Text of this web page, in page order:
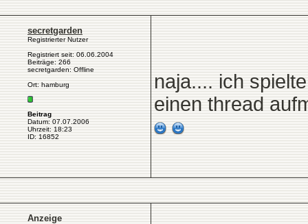
secretgarden
Registrierter Nutzer
Registriert seit: 06.06.2004
Beiträge: 266
secretgarden: Offline
Ort: hamburg
Beitrag
Datum: 07.07.2006
Uhrzeit: 18:23
ID: 16852
naja.... ich
einen thread
Anzeige